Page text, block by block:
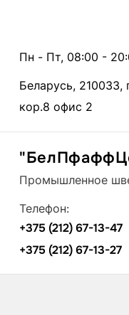
Пн - Пт, 08:00 -
Беларусь, 210033,
кор.8 офис 2
Промышленное
Телефон:
+375 (212) 67-13-47
+375 (212) 67-13-27